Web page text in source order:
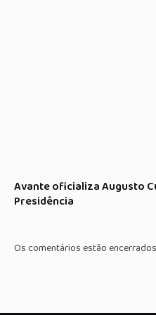
Avante oficializa Augusto
Presidência
Os comentários estão